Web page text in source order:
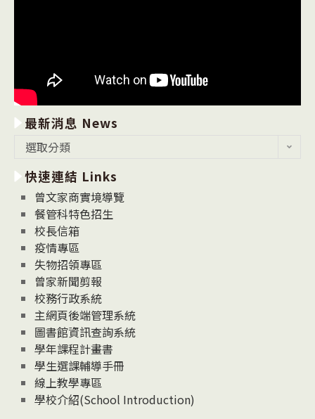
最新消息 News
消
息
News
選取分類
快速連結 Links
曾文家商實境導覽
餐管科特色招生
校長信箱
疫情專區
失物招領專區
曾家新聞剪報
校務行政系統
主網頁後端管理系統
圖書館資訊查詢系統
學年課程計畫書
學生選課輔導手冊
線上教學專區
學校介紹(School Introduction)